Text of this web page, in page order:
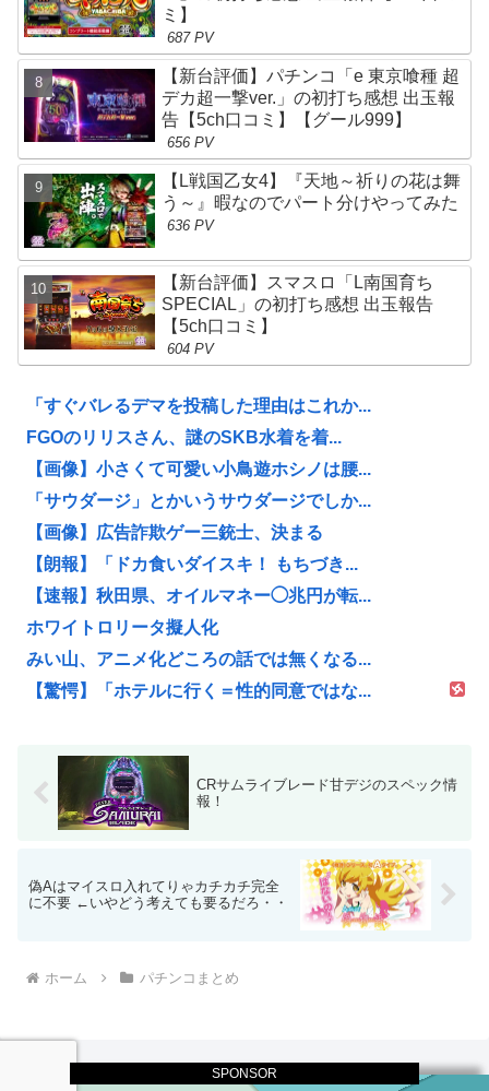
SPONSOR
ミ】
687 PV
【新台評価】パチンコ「e 東京喰種 超
デカ超一撃ver.」の初打ち感想 出玉報
告【5ch口コミ】【グール999】
656 PV
【L戦国乙女4】『天地～祈りの花は舞
う～』暇なのでパート分けやってみた
636 PV
【新台評価】スマスロ「L南国育ち
SPECIAL」の初打ち感想 出玉報告
【5ch口コミ】
604 PV
「すぐバレるデマを投稿した理由はこれか...
FGOのリリスさん、謎のSKB水着を着...
【画像】小さくて可愛い小鳥遊ホシノは腰...
「サウダージ」とかいうサウダージでしか...
【画像】広告詐欺ゲー三銃士、決まる
【朗報】「ドカ食いダイスキ！ もちづき...
【速報】秋田県、オイルマネー◯兆円が転...
ホワイトロリータ擬人化
みい山、アニメ化どころの話では無くなる...
【驚愕】「ホテルに行く＝性的同意ではな...
CRサムライブレード甘デジのスペック情
報！
偽Aはマイスロ入れてりゃカチカチ完全
に不要 ←いやどう考えても要るだろ・・
ホーム パチンコまとめ